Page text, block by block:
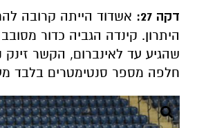
דקה 27:
אשדוד הייתה קרובה
היתרון. קינדה הגביה כדור
שהגיע עד לאינברום, הקשר זינק
חלפה מספר סנטימטרים בלבד